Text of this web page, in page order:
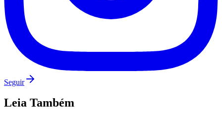
Fluminense
Seguir
Leia Também